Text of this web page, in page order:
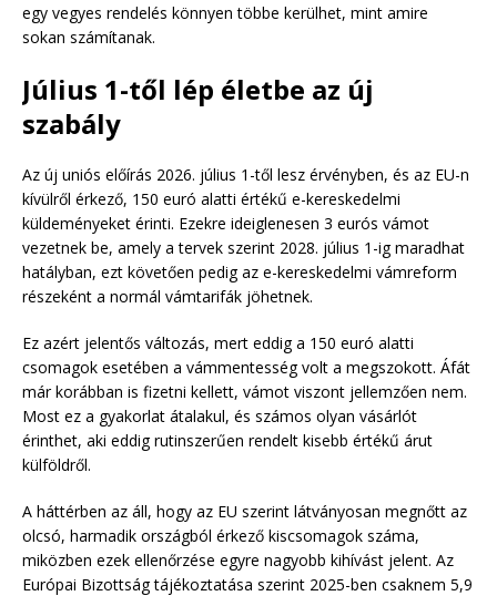
egy vegyes rendelés könnyen többe kerülhet, mint amire
sokan számítanak.
Július 1-től lép életbe az új
szabály
Az új uniós előírás 2026. július 1-től lesz érvényben, és az EU-n
kívülről érkező, 150 euró alatti értékű e-kereskedelmi
küldeményeket érinti. Ezekre ideiglenesen 3 eurós vámot
vezetnek be, amely a tervek szerint 2028. július 1-ig maradhat
hatályban, ezt követően pedig az e-kereskedelmi vámreform
részeként a normál vámtarifák jöhetnek.
Ez azért jelentős változás, mert eddig a 150 euró alatti
csomagok esetében a vámmentesség volt a megszokott. Áfát
már korábban is fizetni kellett, vámot viszont jellemzően nem.
Most ez a gyakorlat átalakul, és számos olyan vásárlót
érinthet, aki eddig rutinszerűen rendelt kisebb értékű árut
külföldről.
A háttérben az áll, hogy az EU szerint látványosan megnőtt az
olcsó, harmadik országból érkező kiscsomagok száma,
miközben ezek ellenőrzése egyre nagyobb kihívást jelent. Az
Európai Bizottság tájékoztatása szerint 2025-ben csaknem 5,9